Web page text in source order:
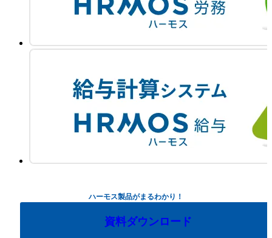
ハーモス製品がまるわかり！
資料ダウンロード